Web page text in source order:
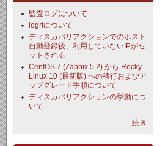
監査ログについて
logrtについて
ディスカバリアクションでのホスト
自動登録後、利用していないIPがセ
ットされる
CentOS 7 (Zabbix 5.2) から Rocky
Linux 10 (最新版) への移行およびア
ップグレード手順について
ディスカバリアクションの挙動につ
いて
続き